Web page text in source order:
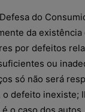
do
da
por defeitos
ou
só não será
defeito inexiste;